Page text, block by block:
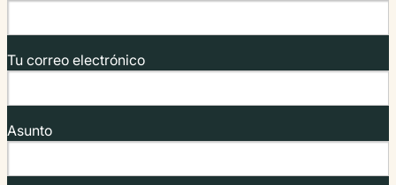
Tu correo electrónico
Asunto